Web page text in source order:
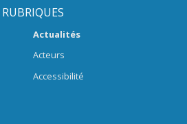
RUBRIQUES
Actualités
Acteurs
Accessibilité